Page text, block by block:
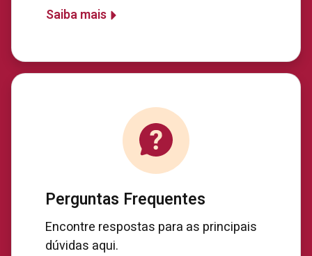
Saiba mais
Perguntas Frequentes
Encontre respostas para as principais
dúvidas aqui.